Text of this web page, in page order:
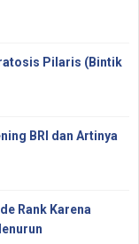
Pilaris (Bintik
BRI dan Artinya
Rank Karena